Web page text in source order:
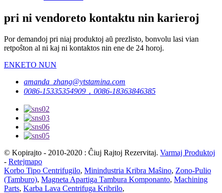
pri ni vendoreto kontaktu nin karieroj
Por demandoj pri niaj produktoj aŭ prezlisto, bonvolu lasi vian
retpoŝton al ni kaj ni kontaktos nin ene de 24 horoj.
ENKETO NUN
amanda_zhang@ytstamina.com
0086-15335354909，0086-18363846385
© Kopirajto - 2010-2020 : Ĉiuj Rajtoj Rezervitaj. Varmaj Produktoj
- Retejmapo
Korbo Tipo Centrifugilo, Minindustria Kribra Maŝino, Zono-Pulio
(Tamburo), Magneta Apartiga Tambura Komponanto, Machining
Parts, Karba Lava Centrifuga Kribrilo,